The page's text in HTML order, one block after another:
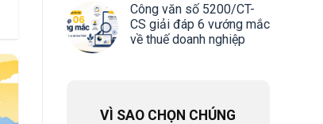
Công văn số 5200/CT-
CS giải đáp 6 vướng mắc
về thuế doanh nghiệp
VÌ SAO CHỌN CHÚNG